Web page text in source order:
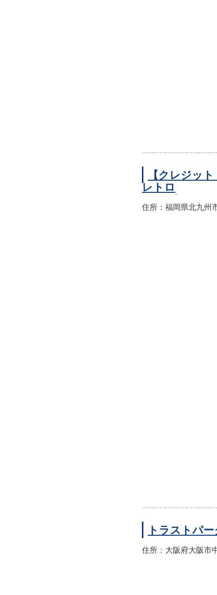
【クレジッ
レトロ
住所：福岡県北九州
トラストパ
住所：大阪府大阪市